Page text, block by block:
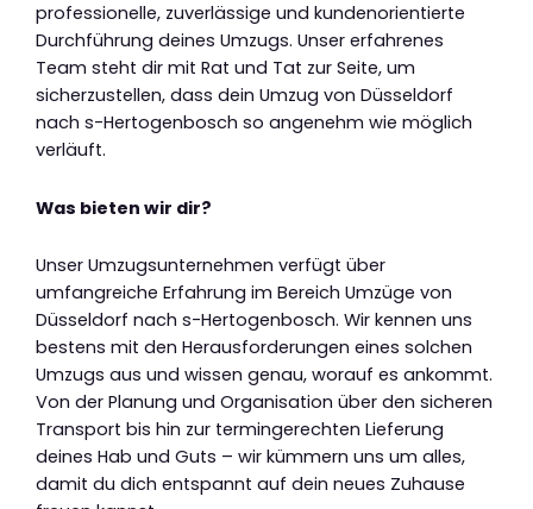
professionelle, zuverlässige und kundenorientierte
Durchführung deines Umzugs. Unser erfahrenes
Team steht dir mit Rat und Tat zur Seite, um
sicherzustellen, dass dein Umzug von Düsseldorf
nach s-Hertogenbosch so angenehm wie möglich
verläuft.
Was bieten wir dir?
Unser Umzugsunternehmen verfügt über
umfangreiche Erfahrung im Bereich Umzüge von
Düsseldorf nach s-Hertogenbosch. Wir kennen uns
bestens mit den Herausforderungen eines solchen
Umzugs aus und wissen genau, worauf es ankommt.
Von der Planung und Organisation über den sicheren
Transport bis hin zur termingerechten Lieferung
deines Hab und Guts – wir kümmern uns um alles,
damit du dich entspannt auf dein neues Zuhause